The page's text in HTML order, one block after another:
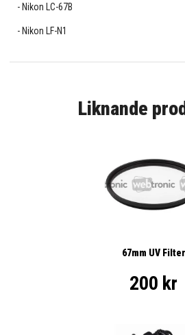
Nikon LC-67B
Nikon LF-N1
Liknande
67mm UV Filter
200 kr